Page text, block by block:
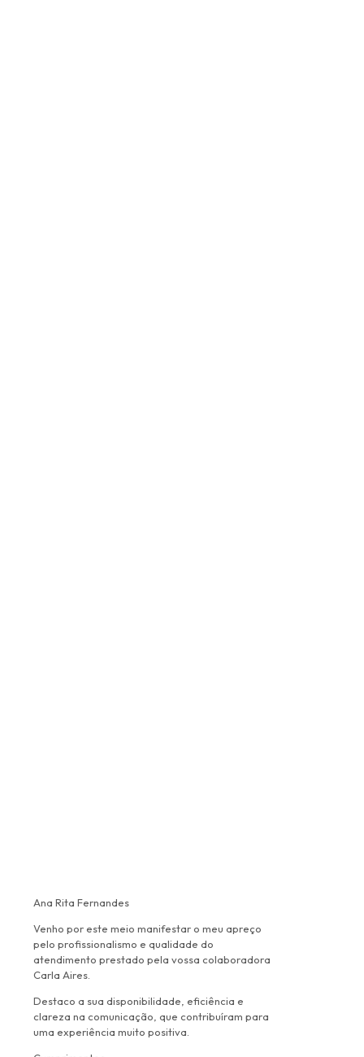
Ana Rita Fernandes
Venho por este meio manifestar o meu apreço
pelo profissionalismo e qualidade do
atendimento prestado pela vossa colaboradora
Carla Aires.
Destaco a sua disponibilidade, eficiência e
clareza na comunicação, que contribuíram para
uma experiência muito positiva.